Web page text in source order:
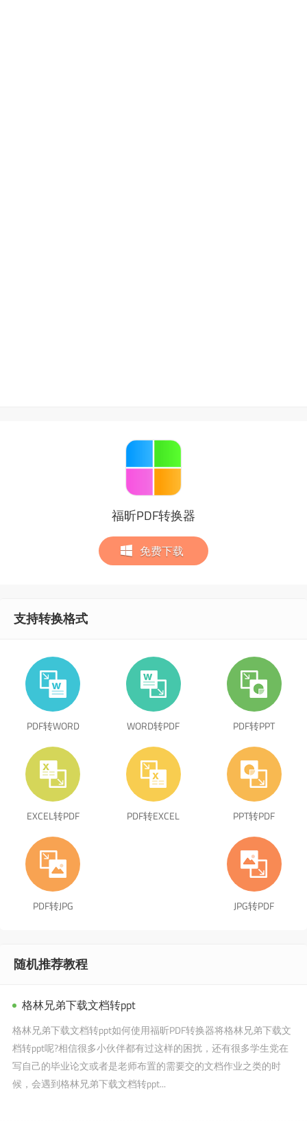
福昕PDF转换器
免费下载
支持转换格式
PDF转WORD WORD转PDF PDF转PPT
EXCEL转PDF PDF转EXCEL PPT转PDF
PDF转JPG JPG转PDF
随机推荐教程
格林兄弟下载文档转ppt
格林兄弟下载文档转ppt如何使用福昕PDF转换器将格林兄弟下载文
档转ppt呢?相信很多小伙伴都有过这样的困扰，还有很多学生党在
写自己的毕业论文或者是老师布置的需要交的文档作业之类的时
候，会遇到格林兄弟下载文档转ppt...